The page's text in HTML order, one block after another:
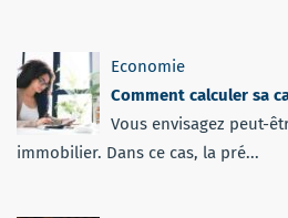
Economie
Comment calculer sa
Vous envisagez peut-
immobilier. Dans ce cas, la pré...